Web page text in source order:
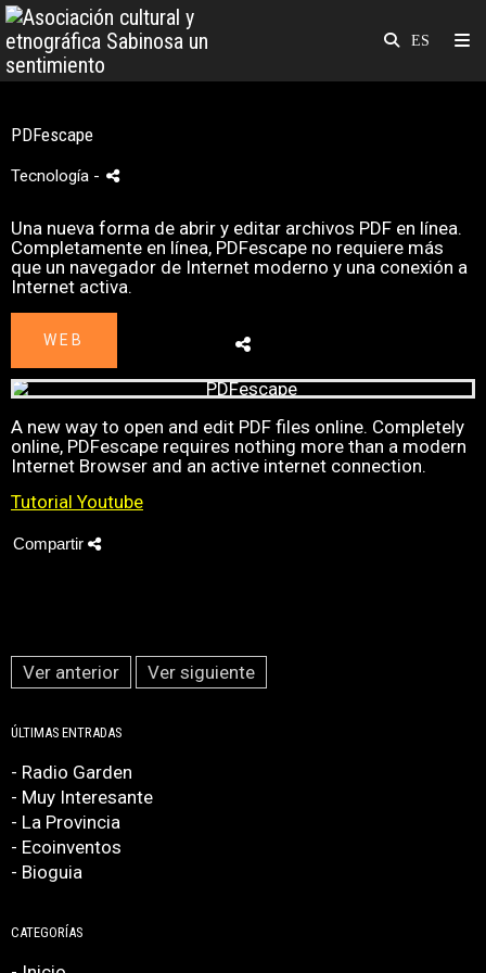
PDFescape
Tecnología -
Una nueva forma de abrir y editar archivos PDF en línea.
Completamente en línea, PDFescape no requiere más
que un navegador de Internet moderno y una conexión a
Internet activa.
WEB
A new way to open and edit PDF files online. Completely
online, PDFescape requires nothing more than a modern
Internet Browser and an active internet connection.
Tutorial Youtube
Compartir
Ver anterior Ver siguiente
ÚLTIMAS ENTRADAS
- Radio Garden
- Muy Interesante
- La Provincia
- Ecoinventos
- Bioguia
CATEGORÍAS